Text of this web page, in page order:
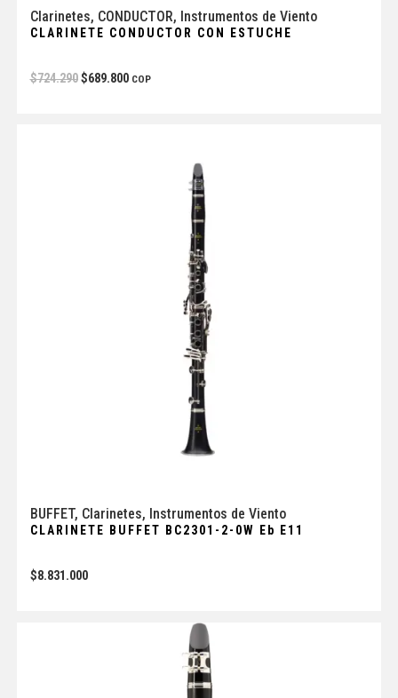
Clarinetes, CONDUCTOR, Instrumentos de Viento
CLARINETE CONDUCTOR CON ESTUCHE
$724.290 $689.800 COP
BUFFET, Clarinetes, Instrumentos de Viento
CLARINETE BUFFET BC2301-2-0W Eb E11
$8.831.000